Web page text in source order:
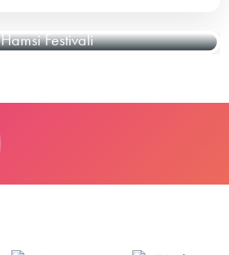
Hamsi Festivali